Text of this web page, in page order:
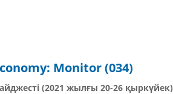
Monitor (034)
(2021 жылғы 20-26 қыркүйек)